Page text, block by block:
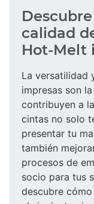
calidad
Hot-Melt
La versatilidad
impresas son
contribuyen a
cintas no solo
presentar tu
también
procesos de
socio para tus
descubre